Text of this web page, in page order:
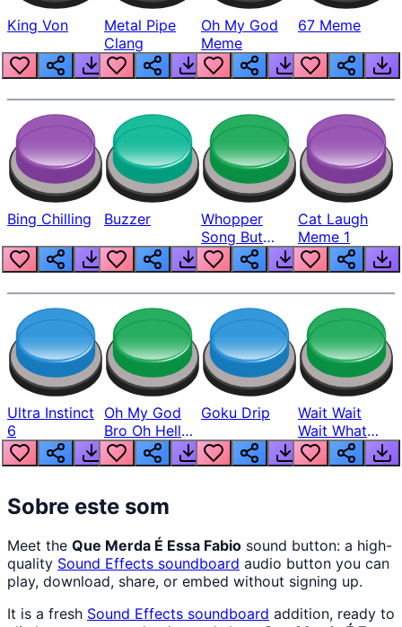
King Von
Metal Pipe
Clang
Oh My God
Meme
67 Meme
Bing Chilling Buzzer
Whopper
Song But
Louder
Cat Laugh
Meme 1
Ultra Instinct
6
Oh My God
Bro Oh Hell
Nah Man
Goku Drip
Wait Wait
Wait What
The Hell From
Lukas
Sobre este som
Meet the Que Merda É Essa Fabio sound button: a high-
quality Sound Effects soundboard audio button you can
play, download, share, or embed without signing up.
It is a fresh Sound Effects soundboard addition, ready to